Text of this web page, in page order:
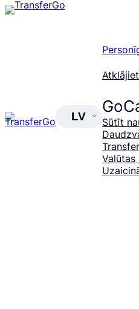
Pāriet
LV
Sūtīt